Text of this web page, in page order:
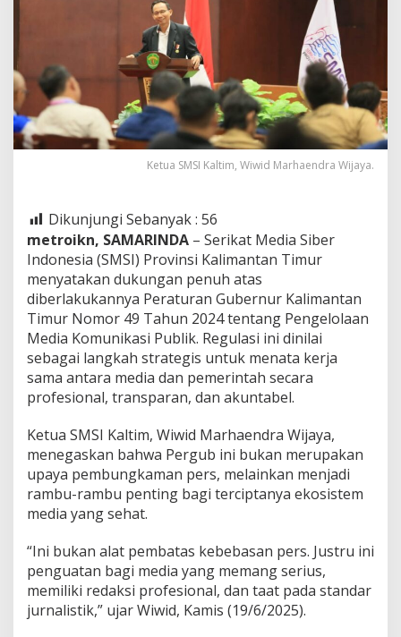
Ketua SMSI Kaltim, Wiwid Marhaendra Wijaya.
Dikunjungi Sebanyak : 56
metroikn, SAMARINDA – Serikat Media Siber
Indonesia (SMSI) Provinsi Kalimantan Timur
menyatakan dukungan penuh atas
diberlakukannya Peraturan Gubernur Kalimantan
Timur Nomor 49 Tahun 2024 tentang Pengelolaan
Media Komunikasi Publik. Regulasi ini dinilai
sebagai langkah strategis untuk menata kerja
sama antara media dan pemerintah secara
profesional, transparan, dan akuntabel.
Ketua SMSI Kaltim, Wiwid Marhaendra Wijaya,
menegaskan bahwa Pergub ini bukan merupakan
upaya pembungkaman pers, melainkan menjadi
rambu-rambu penting bagi terciptanya ekosistem
media yang sehat.
“Ini bukan alat pembatas kebebasan pers. Justru ini
penguatan bagi media yang memang serius,
memiliki redaksi profesional, dan taat pada standar
jurnalistik,” ujar Wiwid, Kamis (19/6/2025).